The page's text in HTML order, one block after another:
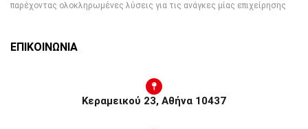
παρέχοντας ολοκληρωμένες λύσεις για τις ανάγκες μίας επιχείρησης
ΕΠΙΚΟΙΝΩΝΙΑ
Κεραμεικού 23, Αθήνα 10437